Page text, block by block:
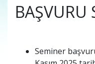
BAŞVURU
Seminer